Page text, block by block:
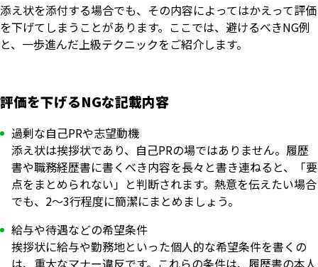
添え状を添付する場合でも、その内容によってはかえって評価
を下げてしまうことがあります。ここでは、避けるべきNG例
と、一歩進んだ上級テクニックをご紹介します。
評価を下げるNGな記載内容
過剰な自己PRや志望動機
添え状は挨拶状であり、自己PRの場ではありません。履歴
書や職務経歴書に書くべき内容を長々と書き連ねると、「要
点をまとめられない」と判断されます。熱意を伝えたい場合
でも、2〜3行程度に簡潔にまとめましょう。
給与や待遇などの希望条件
挨拶状に給与や勤務地といった個人的な希望条件を書くの